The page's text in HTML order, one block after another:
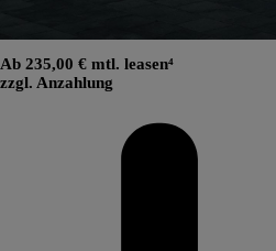
Ab 235,00 € mtl. leasen⁴
zzgl. Anzahlung